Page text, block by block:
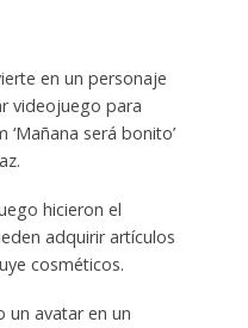
en un personaje
videojuego para
‘Mañana será bonito’
hicieron el
adquirir artículos
cosméticos.
un avatar en un